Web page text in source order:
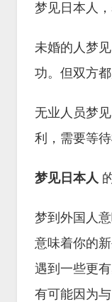
梦见日本人
未婚的人梦
功。但双方
无业人员梦
利，需要等待
梦见日本人
梦到外国人
意味着你的
遇到一些更
有可能因为